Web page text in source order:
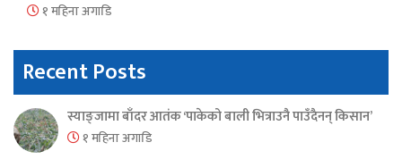
१ महिना अगाडि
Recent Posts
स्याङ्जामा बाँदर आतंक ‘पाकेको बाली भित्राउनै पाउँदैनन् किसान’
१ महिना अगाडि